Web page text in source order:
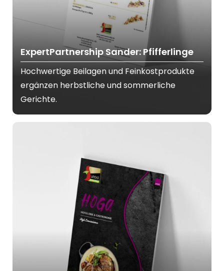
ExpertPartnership Sander: Pfifferlinge
Hochwertige Beilagen und Feinkostprodukte
ergänzen herbstliche und sommerliche
Gerichte.